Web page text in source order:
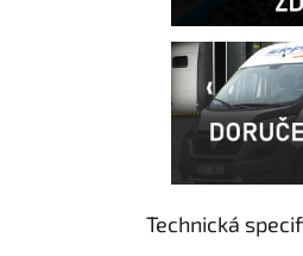
Technická